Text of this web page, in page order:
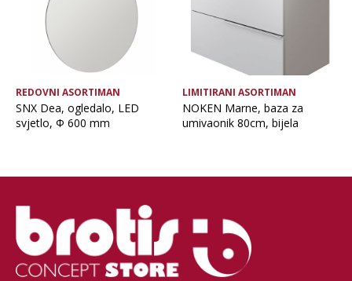
REDOVNI ASORTIMAN
SNX Dea, ogledalo, LED
svjetlo, Φ 600 mm
LIMITIRANI ASORTIMAN
NOKEN Marne, baza za
umivaonik 80cm, bijela